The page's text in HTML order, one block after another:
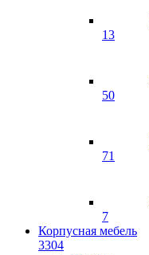
13
50
71
7
Корпусная мебель
3304